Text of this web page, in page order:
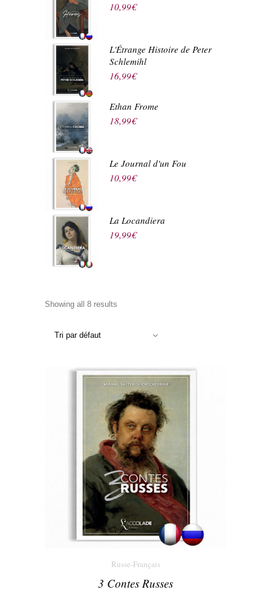
10,99€
L'Étrange Histoire de Peter
Schlemihl
16,99€
Ethan Frome
18,99€
Le Journal d'un Fou
10,99€
La Locandiera
19,99€
Showing all 8 results
Tri par défaut
Russe-Français
3 Contes Russes